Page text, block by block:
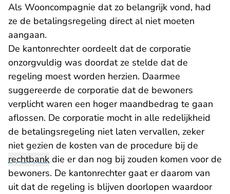
Als Wooncompagnie dat zo belangrijk vond, had
ze de betalingsregeling direct al niet moeten
aangaan.
De kantonrechter oordeelt dat de corporatie
onzorgvuldig was doordat ze stelde dat de
regeling moest worden herzien. Daarmee
suggereerde de corporatie dat de bewoners
verplicht waren een hoger maandbedrag te gaan
aflossen. De corporatie mocht in alle redelijkheid
de betalingsregeling niet laten vervallen, zeker
niet gezien de kosten van de procedure bij de
rechtbank die er dan nog bij zouden komen voor de
bewoners. De kantonrechter gaat er daarom van
uit dat de regeling is blijven doorlopen waardoor